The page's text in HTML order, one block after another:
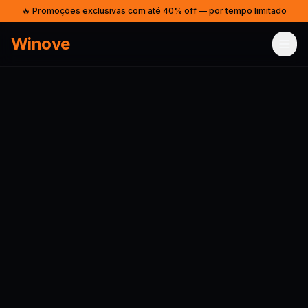
🔥 Promoções exclusivas com até 40% off — por tempo limitado
Winove